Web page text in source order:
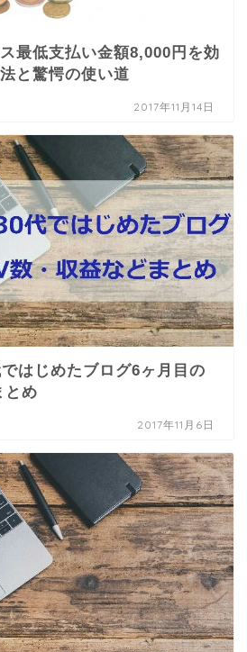
最低支払い金額8,000円を効
と驚愕の使い道
2017年11月14日
ではじめたブログ6ヶ月目の
とめ
2017年11月6日